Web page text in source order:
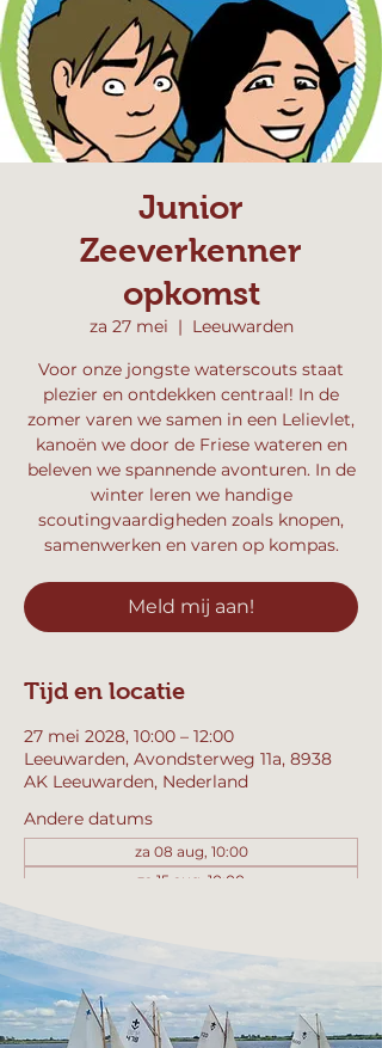
Junior
Zeeverkenner
opkomst
za 27 mei
  |
Leeuwarden
Voor onze jongste waterscouts staat
plezier en ontdekken centraal! In de
zomer varen we samen in een Lelievlet,
kanoën we door de Friese wateren en
beleven we spannende avonturen. In de
winter leren we handige
scoutingvaardigheden zoals knopen,
samenwerken en varen op kompas.
Meld mij aan!
Tijd en locatie
27 mei 2028, 10:00 – 12:00
Leeuwarden, Avondsterweg 11a, 8938
AK Leeuwarden, Nederland
Andere datums
za 08 aug, 10:00
za 15 aug, 10:00
Bekijk alle 358 datums
Meld mij aan!